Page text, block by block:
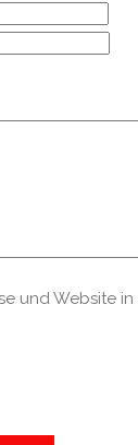
und Website